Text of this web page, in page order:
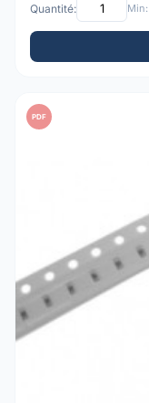
Quantité: Min:
PDF